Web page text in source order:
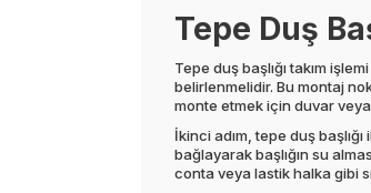
Tepe Duş
Tepe duş başlığı takım
belirlenmelidir. Bu montaj
monte etmek için duvar veya
İkinci adım, tepe duş
bağlayarak başlığın su
conta veya lastik halka gibi